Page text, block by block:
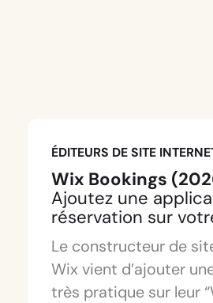
ÉDITEURS DE SITE
Wix Bookings
Ajoutez une
réservation sur
Le constructeur de
Wix vient d’ajouter
très pratique sur leur